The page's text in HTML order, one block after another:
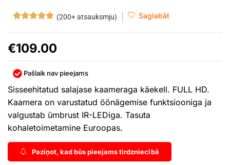
(200+ atsauksmju) Saglabāt
€109.00
Pašlaik nav pieejams
Sisseehitatud salajase kaameraga käekell. FULL HD.
Kaamera on varustatud öönägemise funktsiooniga ja
valgustab ümbrust IR-LEDiga. Tasuta
kohaletoimetamine Euroopas.
Paziņot, kad būs pieejams tirdzniecībā